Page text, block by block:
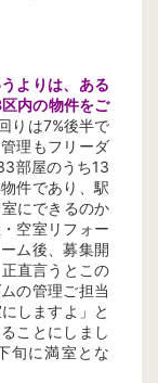
よりは、ある
内の物件をご
りは7%後半で
理もフリーダ
部屋のうち13
件であり、駅
にできるのか
空室リフォー
ム後、募集開
直言うとこの
の管理ご担当
しますよ」と
ことにしまし
旬に満室とな